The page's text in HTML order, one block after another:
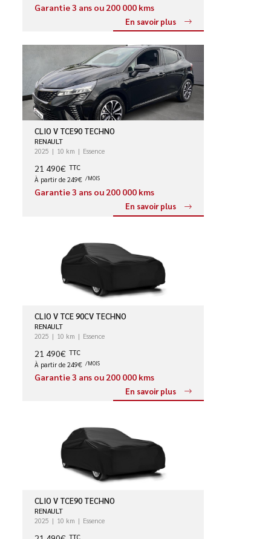
Garantie 3 ans ou 200 000 kms
En savoir plus
CLIO V TCE90 TECHNO
RENAULT
2025 10 km Essence
21 490€ TTC
À partir de 249€ /MOIS
Garantie 3 ans ou 200 000 kms
En savoir plus
CLIO V TCE 90CV TECHNO
RENAULT
2025 10 km Essence
21 490€ TTC
À partir de 249€ /MOIS
Garantie 3 ans ou 200 000 kms
En savoir plus
CLIO V TCE90 TECHNO
RENAULT
2025 10 km Essence
TTC